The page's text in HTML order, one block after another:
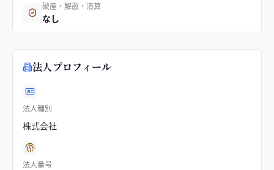
破産・解散・清算
なし
法人プロフィール
法人種別
株式会社
法人番号